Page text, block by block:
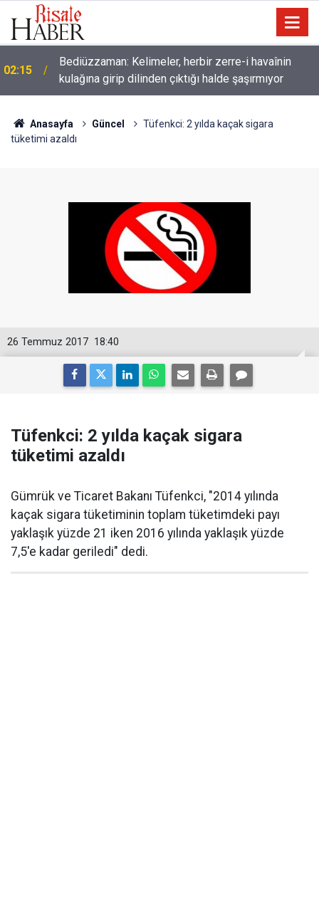
01:45
Müslümanlardan dilinizi çekin, onlardan biri
öldüğünde de
Anasayfa Güncel
Tüfenkci: 2 yılda kaçak sigara
tüketimi azaldı
18:40
26 Temmuz 2017
Tüfenkci: 2 yılda kaçak sigara
tüketimi azaldı
Gümrük ve Ticaret Bakanı Tüfenkci, "2014 yılında
kaçak sigara tüketiminin toplam tüketimdeki payı
yaklaşık yüzde 21 iken 2016 yılında yaklaşık yüzde
7,5'e kadar geriledi" dedi.